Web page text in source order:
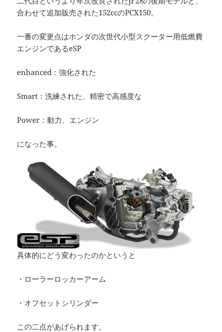
合わせて追加販売された152ccのPCX150。
一番の変更点はホンダの次世代小型スクーター用低燃費
エンジンであるeSP
enhanced：強化された
Smart：洗練された、精密で高感度な
Power：動力、エンジン
になった事。
具体的にどう変わったのかというと
・ローラーロッカーアーム
・オフセットシリンダー
この二点があげられます。